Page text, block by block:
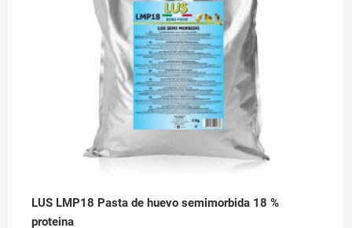
LUS LMP18 Pasta de huevo semimorbida 18 %
proteina